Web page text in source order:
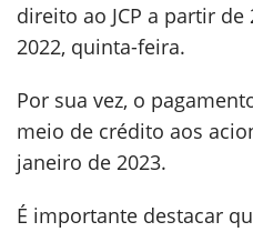
direito ao JCP a partir
2022, quinta-feira.
Por sua vez, o
meio de crédito aos
janeiro de 2023.
É importante destacar